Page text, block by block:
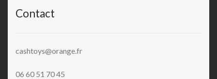
Contact
cashtoys@orange.fr
06 60 51 70 45